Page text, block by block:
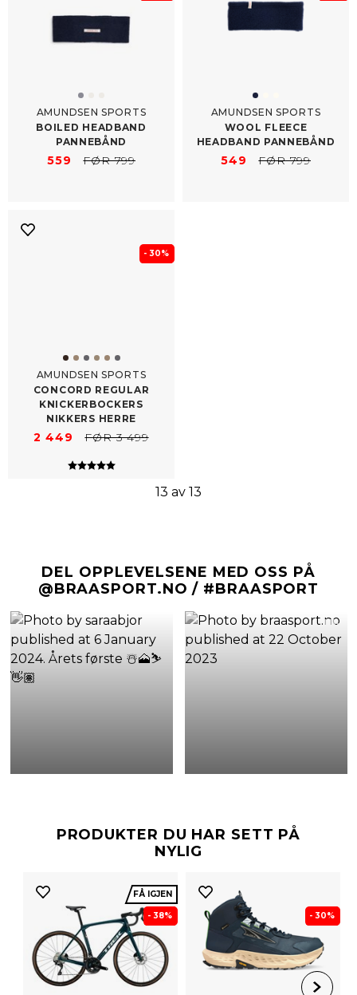
AMUNDSEN SPORTS
BOILED HEADBAND
PANNEBÅND
559 FØR 799
AMUNDSEN SPORTS
WOOL FLEECE
HEADBAND PANNEBÅND
549 FØR 799
- 30%
AMUNDSEN SPORTS
CONCORD REGULAR
KNICKERBOCKERS
NIKKERS HERRE
2 449 FØR 3 499
Karakter:
5.0 av 5 mulige
13 av 13
DEL OPPLEVELSENE MED OSS PÅ
@BRAASPORT.NO / #BRAASPORT
PRODUKTER DU HAR SETT PÅ
NYLIG
FÅ IGJEN
- 38% - 30%